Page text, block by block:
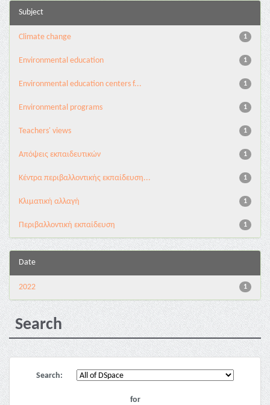
Subject
1
Climate change
1
Environmental education
1
Environmental education centers f...
1
Environmental programs
1
Teachers' views
1
Απόψεις εκπαιδευτικών
1
Κέντρα περιβαλλοντικής εκπαίδευση...
1
Κλιματική αλλαγή
1
Περιβαλλοντική εκπαίδευση
Date
1
2022
Search
Search:
for